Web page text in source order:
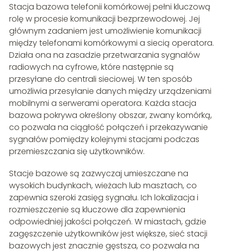
Stacja bazowa telefonii komórkowej pełni kluczową
rolę w procesie komunikacji bezprzewodowej. Jej
głównym zadaniem jest umożliwienie komunikacji
między telefonami komórkowymi a siecią operatora.
Działa ona na zasadzie przetwarzania sygnałów
radiowych na cyfrowe, które następnie są
przesyłane do centrali sieciowej. W ten sposób
umożliwia przesyłanie danych między urządzeniami
mobilnymi a serwerami operatora. Każda stacja
bazowa pokrywa określony obszar, zwany komórką,
co pozwala na ciągłość połączeń i przekazywanie
sygnałów pomiędzy kolejnymi stacjami podczas
przemieszczania się użytkowników.
Stacje bazowe są zazwyczaj umieszczane na
wysokich budynkach, wieżach lub masztach, co
zapewnia szeroki zasięg sygnału. Ich lokalizacja i
rozmieszczenie są kluczowe dla zapewnienia
odpowiedniej jakości połączeń. W miastach, gdzie
zagęszczenie użytkowników jest większe, sieć stacji
bazowych jest znacznie gęstsza, co pozwala na